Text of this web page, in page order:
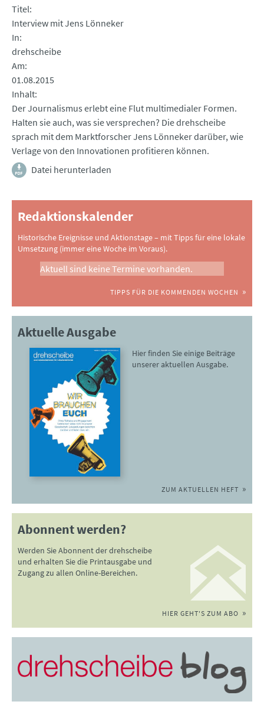
Titel
Interview mit Jens Lönneker
In
drehscheibe
Am
01.08.2015
Inhalt
Der Journalismus erlebt eine Flut multimedialer Formen.
Halten sie auch, was sie versprechen? Die drehscheibe
sprach mit dem Marktforscher Jens Lönneker darüber, wie
Verlage von den Innovationen profitieren können.
Datei herunterladen
Redaktionskalender
Historische Ereignisse und Aktionstage – mit Tipps für eine lokale
Umsetzung (immer eine Woche im Voraus).
Aktuell sind keine Termine vorhanden.
TIPPS FÜR DIE KOMMENDEN WOCHEN
Aktuelle Ausgabe
Hier finden Sie einige Beiträge
unserer aktuellen Ausgabe.
ZUM AKTUELLEN HEFT
Abonnent werden?
Werden Sie Abonnent der drehscheibe
und erhalten Sie die Printausgabe und
Zugang zu allen Online-Bereichen.
HIER GEHT'S ZUM ABO